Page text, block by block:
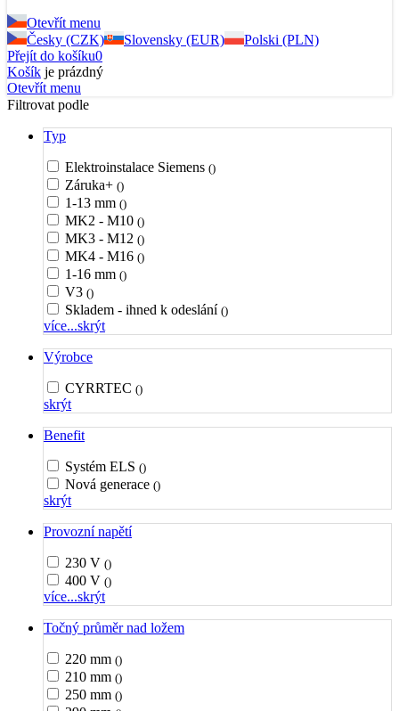
Otevřít menu
Česky (CZK)
Slovensky (EUR)
Polski (PLN)
Přejít do košíku0
Košík je prázdný
Otevřít menu
Filtrovat podle
Typ
Elektroinstalace Siemens ()
Záruka+ ()
1-13 mm ()
MK2 - M10 ()
MK3 - M12 ()
MK4 - M16 ()
1-16 mm ()
V3 ()
Skladem - ihned k odeslání ()
více...skrýt
Výrobce
CYRRTEC ()
skrýt
Benefit
Systém ELS ()
Nová generace ()
skrýt
Provozní napětí
230 V ()
400 V ()
více...skrýt
Točný průměr nad ložem
220 mm ()
210 mm ()
250 mm ()